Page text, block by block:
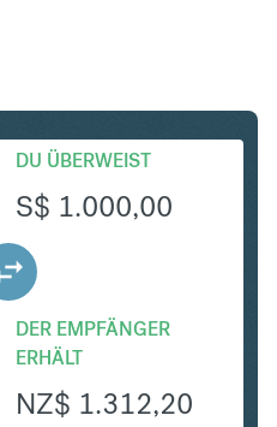
DU ÜBERWEIST
S$ 1.000,00
DER EMPFÄNGER
ERHÄLT
NZ$ 1.312,20